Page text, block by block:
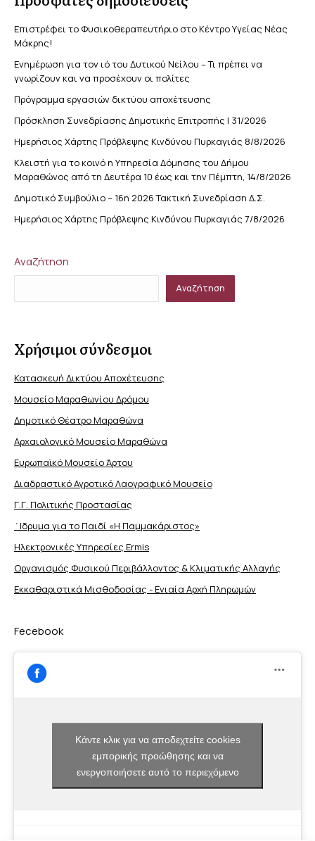
Επιστρέφει το Φυσικοθεραπευτήριο στο Κέντρο Υγείας Νέας
Μάκρης!
Ενημέρωση για τον ιό του Δυτικού Νείλου – Τι πρέπει να
γνωρίζουν και να προσέχουν οι πολίτες
Πρόγραμμα εργασιών δικτύου αποχέτευσης
Πρόσκληση Συνεδρίασης Δημοτικής Επιτροπής | 31/2026
Ημερήσιος Χάρτης Πρόβλεψης Κινδύνου Πυρκαγιάς 8/8/2026
Κλειστή για το κοινό η Υπηρεσία Δόμησης του Δήμου
Μαραθώνος από τη Δευτέρα 10 έως και την Πέμπτη, 14/8/2026
Δημοτικό Συμβούλιο – 16η 2026 Τακτική Συνεδρίαση Δ.Σ.
Ημερήσιος Χάρτης Πρόβλεψης Κινδύνου Πυρκαγιάς 7/8/2026
Αναζήτηση
Αναζήτηση
Χρήσιμοι σύνδεσμοι
Κατασκευή Δικτύου Αποχέτευσης
Μουσείο Μαραθωνίου Δρόμου
Δημοτικό Θέατρο Μαραθώνα
Αρχαιολογικό Μουσείο Μαραθώνα
Ευρωπαϊκό Μουσείο Άρτου
Διαδραστικό Αγροτικό Λαογραφικό Μουσείο
Γ.Γ. Πολιτικής Προστασίας
΄Ιδρυμα για το Παιδί «Η Παμμακάριστος»
Ηλεκτρονικές Υπηρεσίες Ermis
Οργανισμός Φυσικού Περιβάλλοντος & Κλιματικής Aλλαγής
Εκκαθαριστικά Μισθοδοσίας - Ενιαία Αρχή Πληρωμών
Fecebook
Κάντε κλικ για να αποδεχτείτε cookies
εμπορικής προώθησης και να
ενεργοποιήσετε αυτό το περιεχόμενο